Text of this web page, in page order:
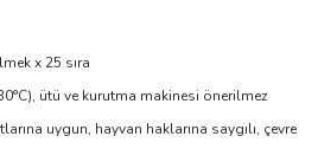
x 25 sıra
ütü ve kurutma makinesi önerilmez
uygun, hayvan haklarına saygılı, çevre